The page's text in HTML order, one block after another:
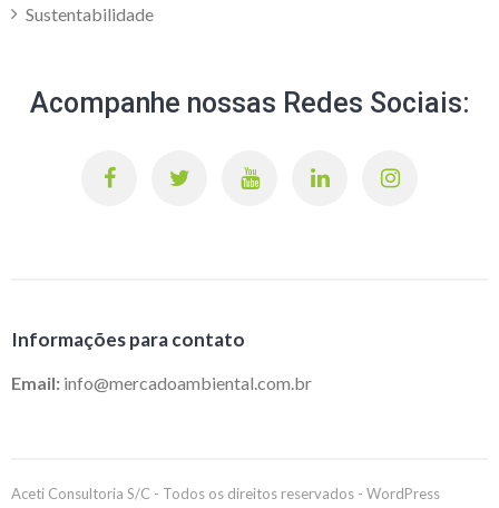
Sustentabilidade
Acompanhe nossas Redes Sociais:
Informações para contato
Email: info@mercadoambiental.com.br
Aceti Consultoria S/C - Todos os direitos reservados - WordPress